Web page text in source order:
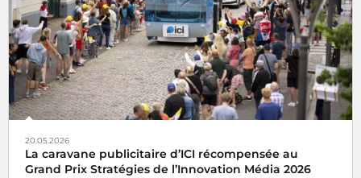
20.05.2026
La caravane publicitaire d’ICI récompensée au
Grand Prix Stratégies de l’Innovation Média 2026